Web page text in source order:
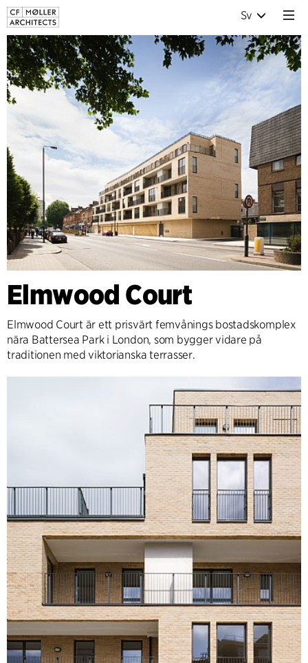
Sv
Elmwood Court
Elmwood Court är ett prisvärt femvånings bostadskomplex
nära Battersea Park i London, som bygger vidare på
traditionen med viktorianska terrasser.